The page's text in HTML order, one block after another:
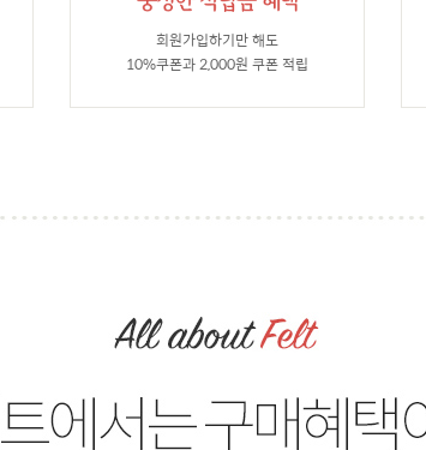
회원가입하기만 해도
10%쿠폰과 2,000원 쿠폰 적립